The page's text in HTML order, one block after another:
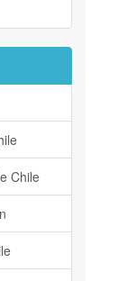
Chile